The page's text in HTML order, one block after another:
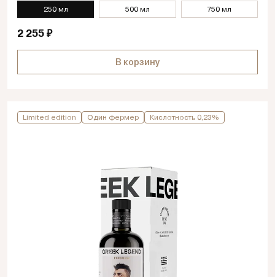
250 мл 500 мл 750 мл
2 255 ₽
В корзину
Limited edition Один фермер Кислотность 0,23%